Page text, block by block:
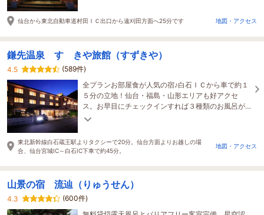
仙台から東北自動車道村田ＩＣ出口から遠刈田方面へ25分です 地図・アクセス
鎌先温泉 すゞきや旅館（すずきや）
4.5
(589件)
全プランお部屋食が人気の宿♪白石ＩＣから車で約１
５分の立地！仙台・福島・山形エリアも好アクセ
ス。お早目にチェックインすれば３種類のお風呂が
楽しめます。
東北新幹線白石蔵王駅よりタクシーで20分。仙台方面よりお越しの場
合、仙台宮城IC～白石IC下車で約45分。
地図・アクセス
山景の宿 流辿（りゅうせん）
4.3
(600件)